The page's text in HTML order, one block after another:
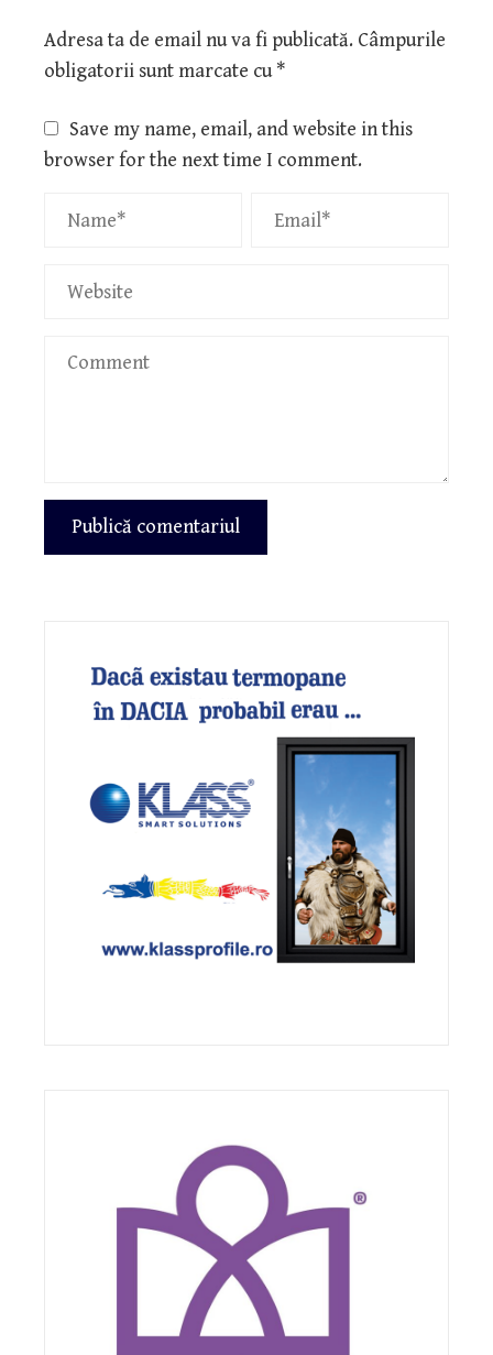
Adresa ta de email nu va fi publicată. Câmpurile
obligatorii sunt marcate cu*
Save my name, email, and website in this
browser for the next time I comment.